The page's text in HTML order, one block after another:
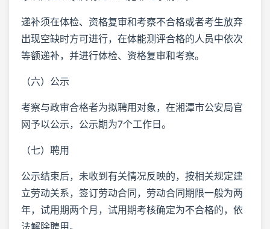
递补须在体检、资格复审和考察不合格或者考生放弃
出现空缺时方可进行，在体能测评合格的人员中依次
等额递补，并进行体检、资格复审和考察。
（六）公示
考察与政审合格者为拟聘用对象，在湘潭市公安局官
网予以公示，公示期为7个工作日。
（七）聘用
公示结束后，未收到有关情况反映的，按相关规定建
立劳动关系，签订劳动合同，劳动合同期限一般为两
年，试用期两个月，试用期考核确定为不合格的，依
法解除聘用。